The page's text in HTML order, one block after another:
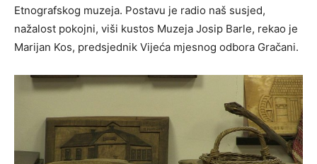
Etnografskog muzeja. Postavu je radio naš susjed,
nažalost pokojni, viši kustos Muzeja Josip Barle, rekao je
Marijan Kos, predsjednik Vijeća mjesnog odbora Gračani.